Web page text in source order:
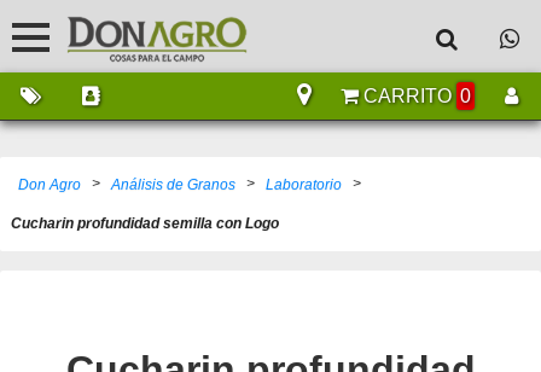
CARRITO 0
Don Agro > Análisis de Granos > Laboratorio >
Cucharin profundidad semilla con Logo